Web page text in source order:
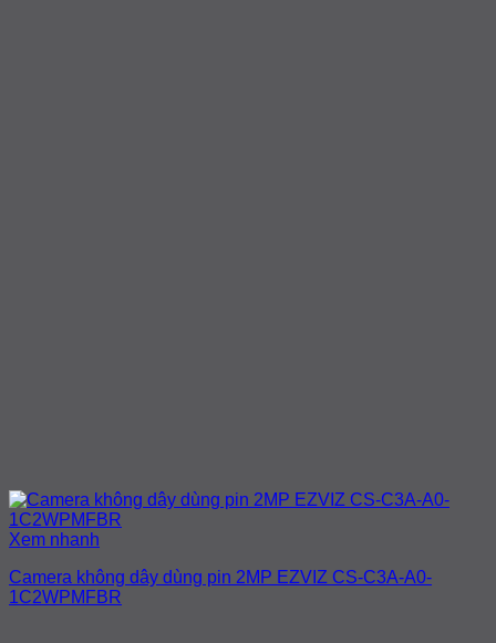
Xem nhanh
Camera không dây dùng pin 2MP EZVIZ CS-C3A-A0-
1C2WPMFBR